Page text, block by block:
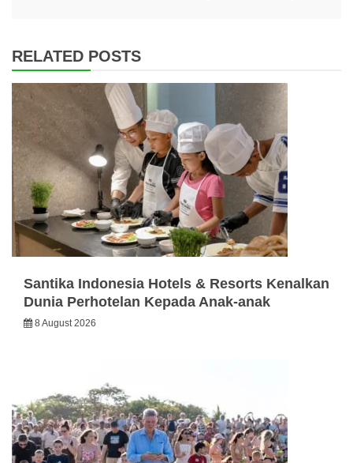
RELATED POSTS
Santika Indonesia Hotels & Resorts Kenalkan
Dunia Perhotelan Kepada Anak-anak
8 August 2026